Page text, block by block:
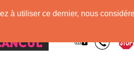
à utiliser ce dernier, nous